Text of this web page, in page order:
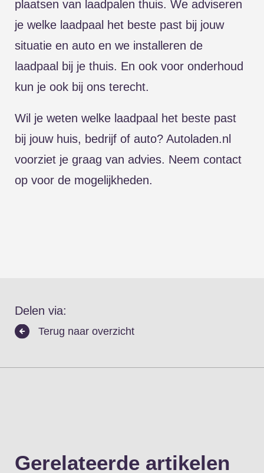
plaatsen van laadpalen thuis. We adviseren
je welke laadpaal het beste past bij jouw
situatie en auto en we installeren de
laadpaal bij je thuis. En ook voor onderhoud
kun je ook bij ons terecht.
Wil je weten welke laadpaal het beste past
bij jouw huis, bedrijf of auto? Autoladen.nl
voorziet je graag van advies. Neem contact
op voor de mogelijkheden.
Delen via:
Terug naar overzicht
Gerelateerde artikelen